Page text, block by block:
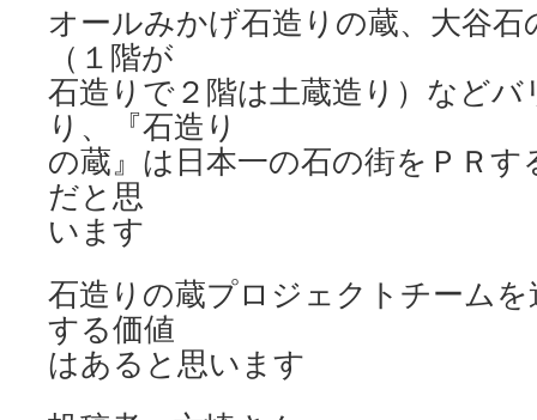
オールみかげ石造りの蔵、大谷石
（１階が
石造りで２階は土蔵造り）など
り、『石造り
の蔵』は日本一の石の街をＰＲ
だと思
います
石造りの蔵プロジェクトチーム
する価値
はあると思います